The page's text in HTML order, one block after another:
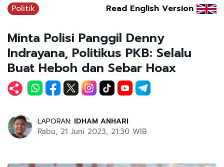
Politik Read English Version
Minta Polisi Panggil Denny
Indrayana, Politikus PKB: Selalu
Buat Heboh dan Sebar Hoax
LAPORAN: IDHAM ANHARI
Rabu, 21 Juni 2023, 21:30 WIB